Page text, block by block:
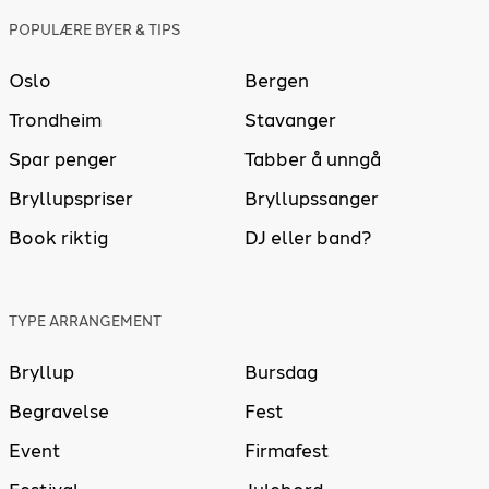
POPULÆRE BYER & TIPS
Oslo
Bergen
Trondheim
Stavanger
Spar penger
Tabber å unngå
Bryllupspriser
Bryllupssanger
Book riktig
DJ eller band?
TYPE ARRANGEMENT
Bryllup
Bursdag
Begravelse
Fest
Event
Firmafest